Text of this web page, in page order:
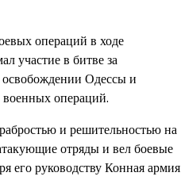
операций в ходе
участие в битве за
Одессы и
военных операций.
и решительностью на
отряды и вел боевые
его руководству Конная армия